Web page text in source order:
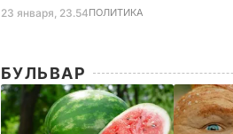
23 января, 23.54ПОЛИТИКА
БУЛЬВАР